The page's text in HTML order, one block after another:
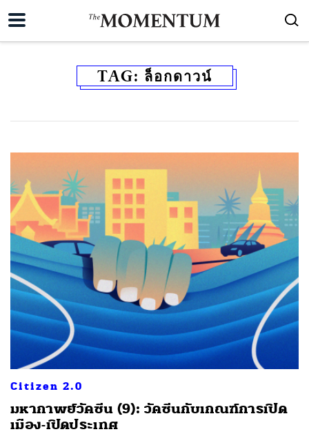
TAG: ล็อกดาวน์
Citizen 2.0
มหากาพย์วัคซีน (9): วัคซีนกับเกณฑ์การเปิด
เมือง-เปิดประเทศ